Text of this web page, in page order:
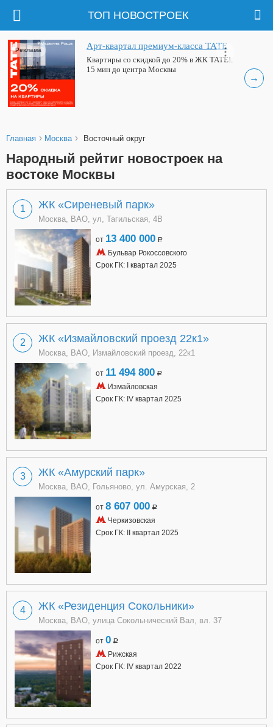
ТОП НОВОСТРОЕК
→
Арт-квартал премиум-класса ТАТЕ
Квартиры со скидкой до 20% в ЖК ТАТЕ!.
15 мин до центра Москвы
Реклама
Главная › Москва › Восточный округ
Народный рейтиг новостроек на
востоке Москвы
1 ЖК «Сиреневый парк»
Москва, ВАО, ул, Тагильская, 4В
от 13 400 000 a
Бульвар Рокоссовского
Срок ГК: I квартал 2025
2 ЖК «Измайловский проезд 22к1»
Москва, ВАО, Измайловский проезд, 22к1
от 11 494 800 a
Измайловская
Срок ГК: IV квартал 2025
3 ЖК «Амурский парк»
Москва, ВАО, Гольяново, ул. Амурская, 2
от 8 607 000 a
Черкизовская
Срок ГК: II квартал 2025
4 ЖК «Резиденция Сокольники»
Москва, ВАО, улица Сокольнический Вал, вл. 37
от 0 a
Рижская
Срок ГК: IV квартал 2022